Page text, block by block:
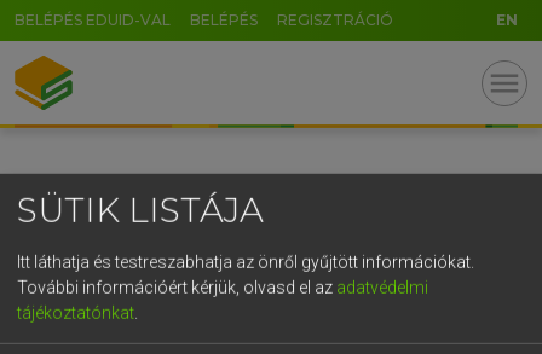
BELÉPÉS EDUID-VAL BELÉPÉS REGISZTRÁCIÓ EN
menu
SÜTIK LISTÁJA
Itt láthatja és testreszabhatja az önről gyűjtött információkat.
További információért kérjük, olvasd el az adatvédelmi
tájékoztatónkat
GR
5
g h k l
v b n m , . - AltGr